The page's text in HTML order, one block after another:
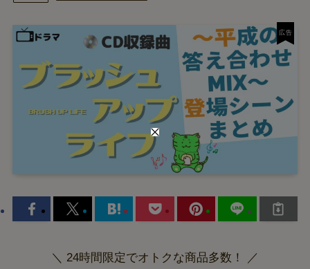
＼ 24時間限定でオトクな商品多数！ ／